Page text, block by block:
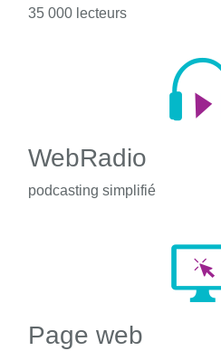
35 000 lecteurs
WebRadio
podcasting simplifié
Page web